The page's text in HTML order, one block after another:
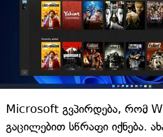
Microsoft გვპირდება, რომ
გაცილებით სწრაფი იქნება.